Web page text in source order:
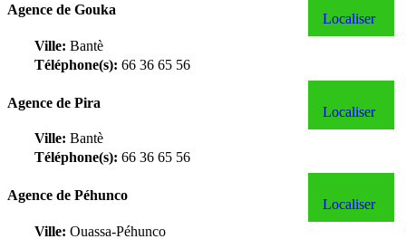
Agence de Gouka
Ville: Bantè
Téléphone(s): 66 36 65 56
Localiser
Agence de Pira
Ville: Bantè
Téléphone(s): 66 36 65 56
Localiser
Agence de Péhunco
Ville: Ouassa-Péhunco
Localiser